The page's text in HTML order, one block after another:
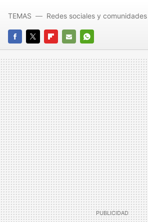
FACEBOOK
TWITTERFLIPBOARD
E-
MAIL
WHATSAPP
TEMAS Redes sociales y comunidades